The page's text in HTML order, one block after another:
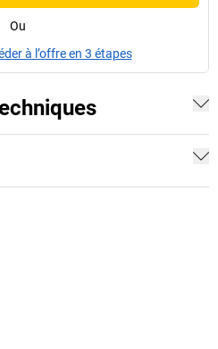
Ou
à l’offre en 3 étapes